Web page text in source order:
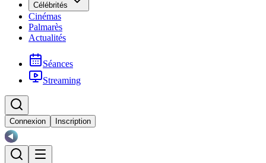
Célébrités
Cinémas
Palmarès
Actualités
Séances
Streaming
Connexion Inscription